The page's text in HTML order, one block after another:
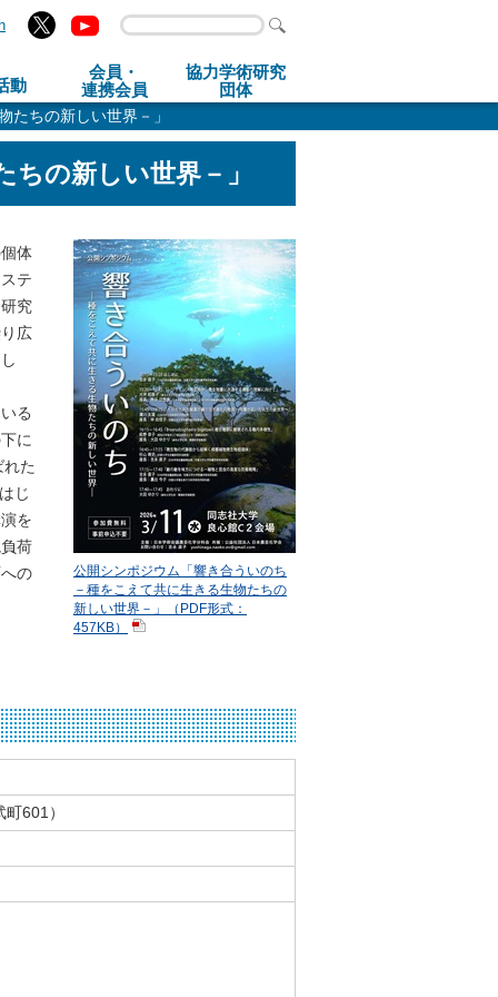
動
会員・
連携会員
協力学術研究
団体
ちの新しい世界－」
の新しい世界－」
公開シンポジウム「響き合ういのち
－種をこえて共に生きる生物たちの
新しい世界－」（PDF形式：
457KB）
体
テ
究
広
る
に
た
じ
を
荷
の
601）